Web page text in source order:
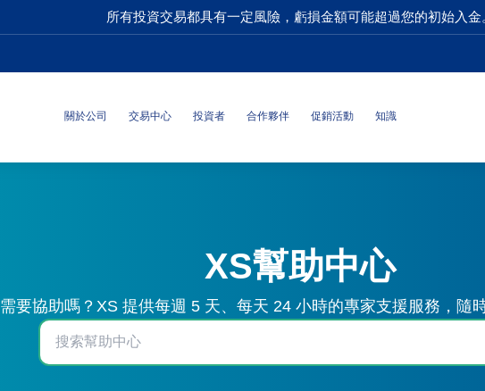
所有投資交易都具有一定風險，虧損金額可能超過您的初始入金
關於公司 交易中心 投資者 合作夥伴 促銷活動 知識
XS幫助中心
需要協助嗎？XS 提供每週 5 天、每天 24 小時的專家支援服務，隨